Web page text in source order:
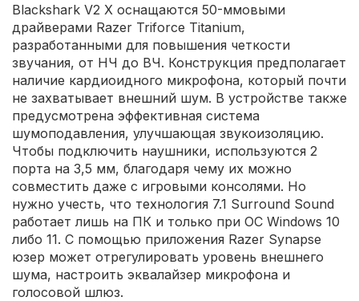
Blackshark V2 X оснащаются 50-ммовыми
драйверами Razer Triforce Titanium,
разработанными для повышения четкости
звучания, от НЧ до ВЧ. Конструкция предполагает
наличие кардиоидного микрофона, который почти
не захватывает внешний шум. В устройстве также
предусмотрена эффективная система
шумоподавления, улучшающая звукоизоляцию.
Чтобы подключить наушники, используются 2
порта на 3,5 мм, благодаря чему их можно
совместить даже с игровыми консолями. Но
нужно учесть, что технология 7.1 Surround Sound
работает лишь на ПК и только при ОС Windows 10
либо 11. С помощью приложения Razer Synapse
юзер может отрегулировать уровень внешнего
шума, настроить эквалайзер микрофона и
голосовой шлюз.